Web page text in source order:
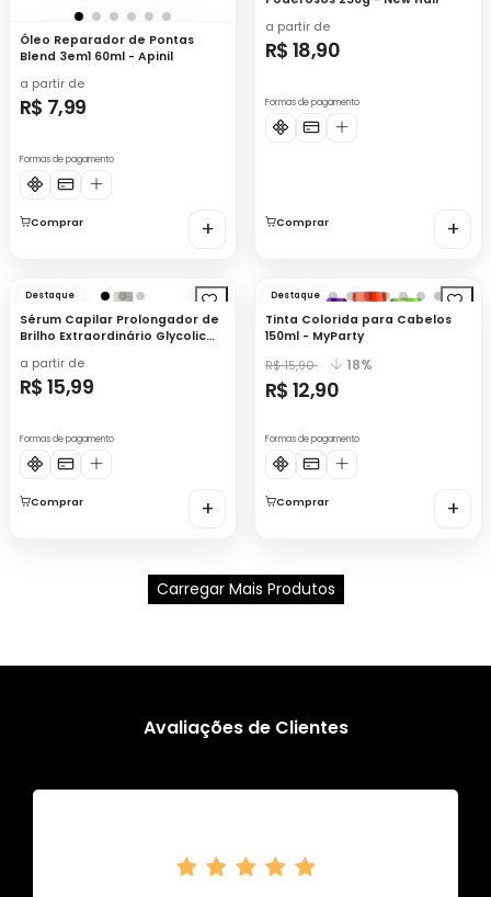
Óleo Reparador de Pontas
Blend 3em1 60ml - Apinil
a partir de
R$ 7,99
Formas de pagamento
Comprar +
a partir de
R$ 18,90
Formas de pagamento
Comprar +
Destaque
Sérum Capilar Prolongador de
Brilho Extraordinário Glycolic
a partir de
R$ 15,99
Formas de pagamento
Comprar +
Destaque
Tinta Colorida para Cabelos
150ml - MyParty
R$ 15,90 18%
R$ 12,90
Formas de pagamento
Comprar +
Carregar Mais Produtos
Avaliações de Clientes